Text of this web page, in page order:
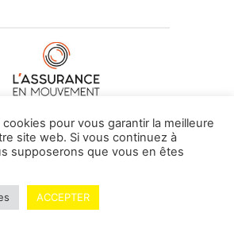
DE NOUS•CONTACT
-By Vovoxx Média
légales Contributeurs
pour vous garantir la meilleure
site web. Si vous continuez à
supposerons que vous en êtes
ACCEPTER